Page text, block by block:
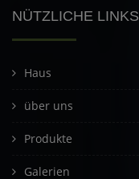
NÜTZLICHE LINKS
Haus
über uns
Produkte
Galerien